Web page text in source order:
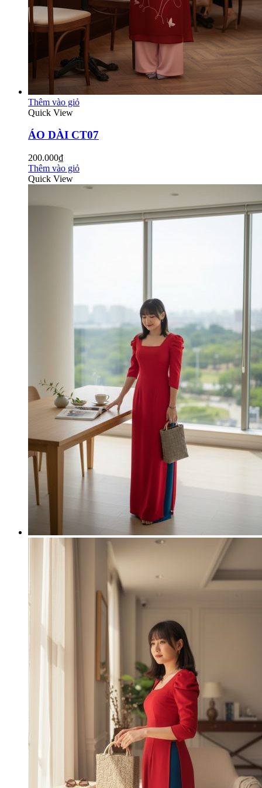
Thêm vào giỏ
Quick View
ÁO DÀI CT07
200.000₫
Thêm vào giỏ
Quick View